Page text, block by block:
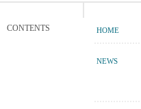
CONTENTS HOME
NEWS